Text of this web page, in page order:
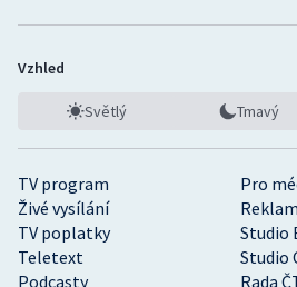
Ostatní
TV program
Pro
Živé vysílání
TV poplatky
Studio
Teletext
Studio
Podcasty
Rada
Vzhled
Světlý Tmavý